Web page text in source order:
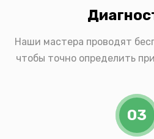
Наши мастера проводят
чтобы точно определить
03